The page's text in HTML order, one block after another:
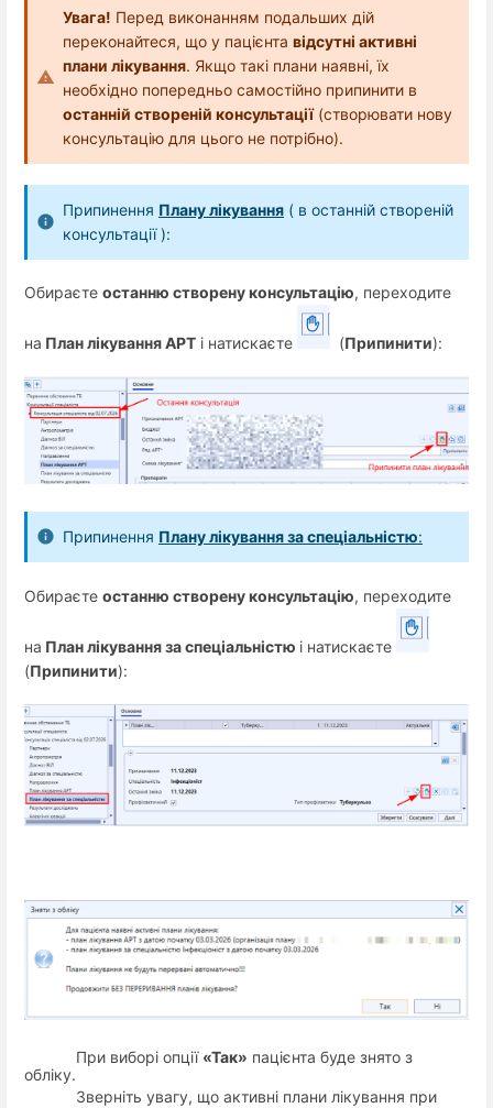
Увага! Перед виконанням подальших дій
переконайтеся, що у пацієнта відсутні активні
плани лікування. Якщо такі плани наявні, їх
необхідно попередньо самостійно припинити в
останній створеній консультації(створювати нову
консультацію для цього не потрібно).
Припинення Плану лікування ( в останній створеній
консультації ):
Обираєте останню створену консультацію, переходите
на План лікування АРТ і натискаєте (Припинити):
Припинення Плану лікування за спеціальністю:
Обираєте останню створену консультацію, переходите
на План лікування за спеціальністю і натискаєте
(Припинити):
При виборі опції «Так» пацієнта буде знято з
обліку.
Зверніть увагу, що активні плани лікування при